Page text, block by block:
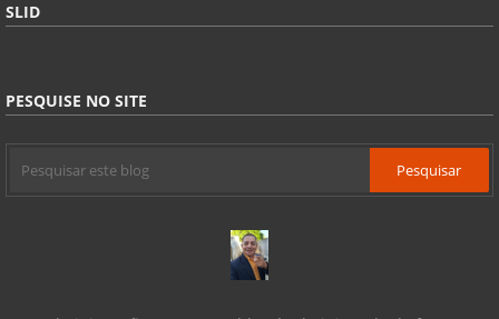
SLID
PESQUISE NO SITE